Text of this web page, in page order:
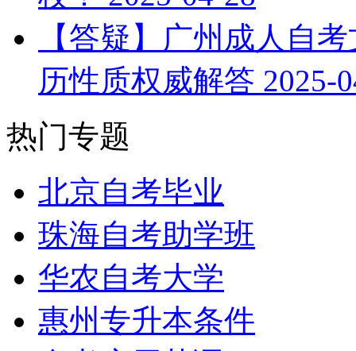
【答疑】广州成人自
历性质权威解答 2025-
热门专题
北京自考毕业
珠海自考助学班
华农自考大学
惠州专升本条件